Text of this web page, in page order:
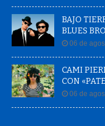
BAJO
BLUES
06 de
CAMI
CON
06 de